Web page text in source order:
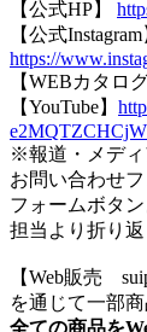
【公式HP】
【公式
https://
【WEBカタロ
【YouTube】
※報道・メディ
お問い合わせ
フォームボタ
担当より折り返
【Web販売
を通じて一部